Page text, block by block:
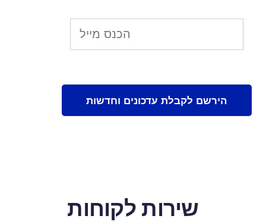
שירות לקוחות